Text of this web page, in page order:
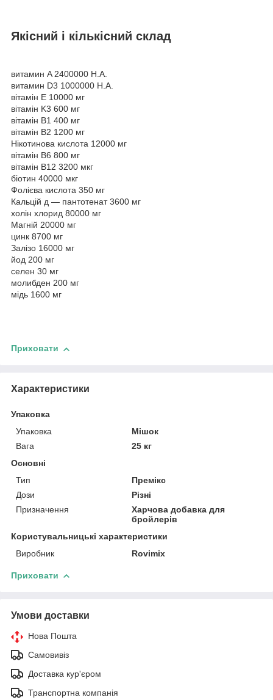
Якісний і кількісний склад
витамин A 2400000 Н.А.
витамин D3 1000000 Н.А.
вітамін E 10000 мг
вітамін K3 600 мг
вітамін B1 400 мг
вітамін B2 1200 мг
Нікотинова кислота 12000 мг
вітамін B6 800 мг
вітамін B12 3200 мкг
біотин 40000 мкг
Фолієва кислота 350 мг
Кальцій д — пантотенат 3600 мг
холін хлорид 80000 мг
Магній 20000 мг
цинк 8700 мг
Залізо 16000 мг
йод 200 мг
селен 30 мг
молибден 200 мг
мідь 1600 мг
Приховати
Характеристики
Упаковка
Упаковка
Мішок
Вага
25 кг
Основні
Тип
Премікс
Дози
Різні
Призначення
Харчова добавка для
бройлерів
Користувальницькі характеристики
Виробник
Rovimix
Приховати
Умови доставки
Нова Пошта
Самовивіз
Доставка кур'єром
Транспортна компанія